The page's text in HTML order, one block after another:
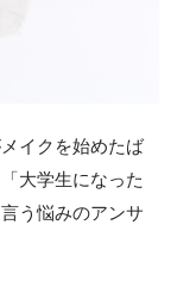
イクを始めたば
大学生になった
う悩みのアンサ